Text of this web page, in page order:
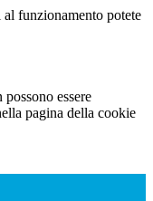
al funzionamento potete
essere
pagina della cookie